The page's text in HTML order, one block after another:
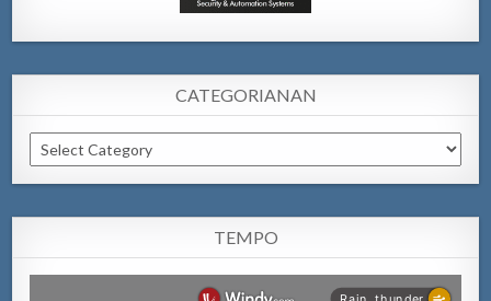
CATEGORIANAN
Categorianan
TEMPO